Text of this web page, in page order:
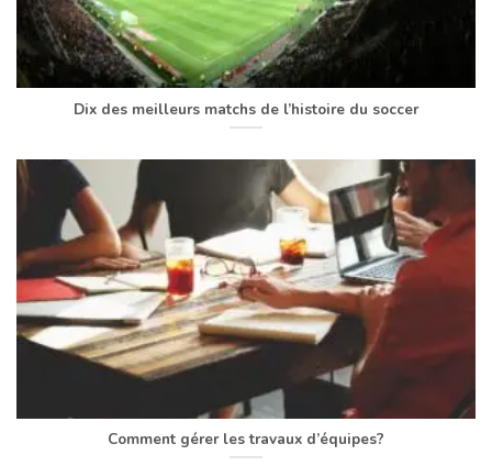
Dix des meilleurs matchs de l’histoire du soccer
Comment gérer les travaux d’équipes?